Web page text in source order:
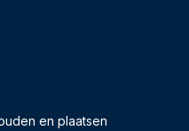
en plaatsen